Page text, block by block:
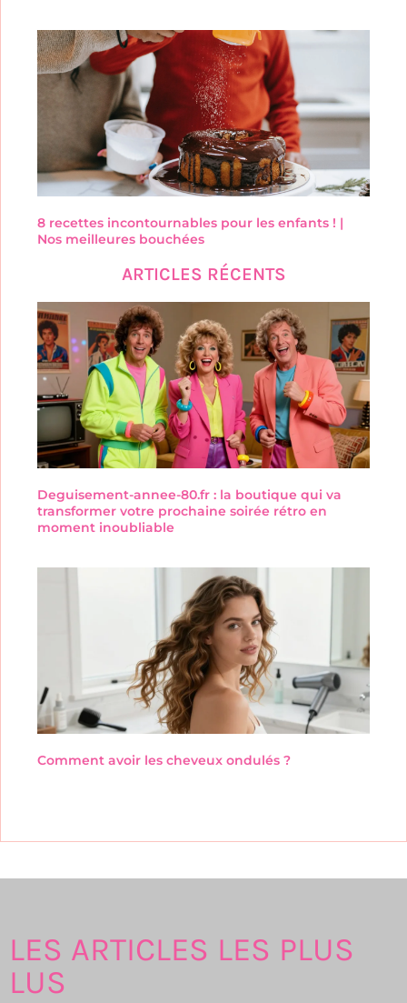
8 recettes incontournables pour les enfants ! |
Nos meilleures bouchées
ARTICLES RÉCENTS
Deguisement-annee-80.fr : la boutique qui va
transformer votre prochaine soirée rétro en
moment inoubliable
Comment avoir les cheveux ondulés ?
LES ARTICLES LES PLUS
LUS